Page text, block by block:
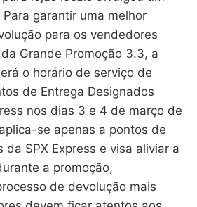
garantir uma melhor
para os vendedores
Grande Promoção 3.3, a
o horário de serviço de
de Entrega Designados
nos dias 3 e 4 de março de
se apenas a pontos de
da SPX Express e visa aliviar a
a promoção,
de devolução mais